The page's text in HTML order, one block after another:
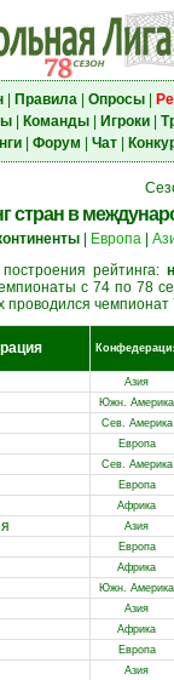
| Правила| Опросы|
| Команды| Игроки|
| Форум Чат|
стран в
| Европа|
построения рейтинга:
с 74 по 78
проводился чемпионат
Азия
Южн. Америка
Сев. Америка
Европа
Сев. Америка
Европа
Африка
Азия
Европа
Африка
Южн. Америка
Азия
Африка
Европа
Азия